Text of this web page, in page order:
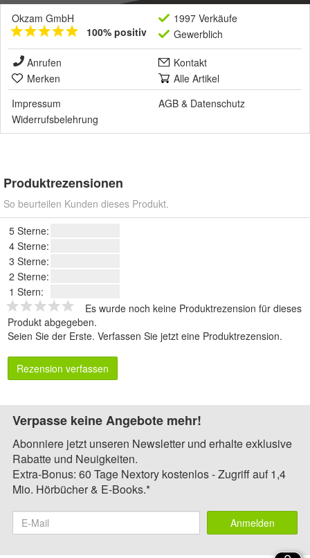
Okzam GmbH
100% positiv
1997 Verkäufe
Gewerblich
Anrufen
Kontakt
Merken
Alle Artikel
Impressum
AGB & Datenschutz
Widerrufsbelehrung
Produktrezensionen
So beurteilen Kunden dieses Produkt.
5 Sterne:
4 Sterne:
3 Sterne:
2 Sterne:
1 Stern:
Es wurde noch keine Produktrezension für dieses
Produkt abgegeben.
Seien Sie der Erste. Verfassen Sie jetzt eine Produktrezension.
Rezension verfassen
Verpasse keine Angebote mehr!
Abonniere jetzt unseren Newsletter und erhalte exklusive
Rabatte und Neuigkeiten.
Extra-Bonus: 60 Tage Nextory kostenlos - Zugriff auf 1,4
Mio. Hörbücher & E-Books.*
Anmelden